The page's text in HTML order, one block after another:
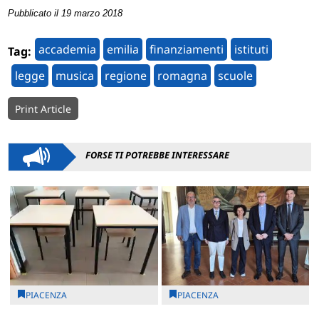
Pubblicato il 19 marzo 2018
Tag: accademia emilia finanziamenti
istituti
legge
musica regione romagna scuole
Print Article
FORSE TI POTREBBE INTERESSARE
PIACENZA PIACENZA